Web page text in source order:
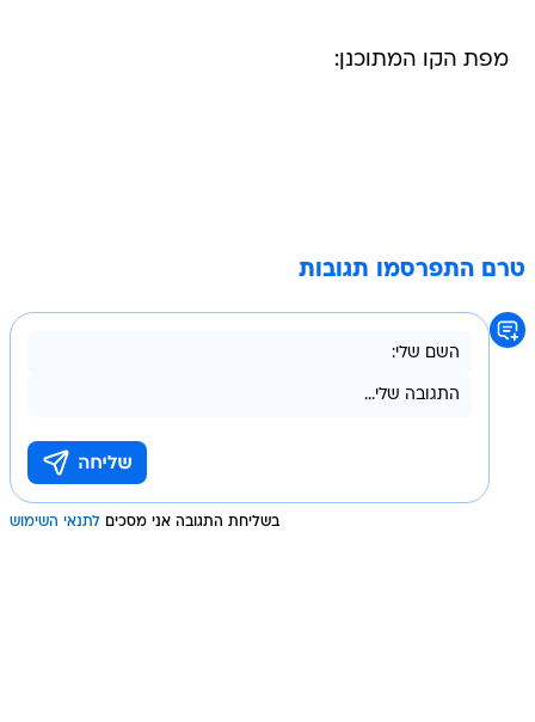
מפת הקו המתוכנן:
טרם התפרסמו תגובות
בשליחת התגובה אני מסכים לתנאי השימוש